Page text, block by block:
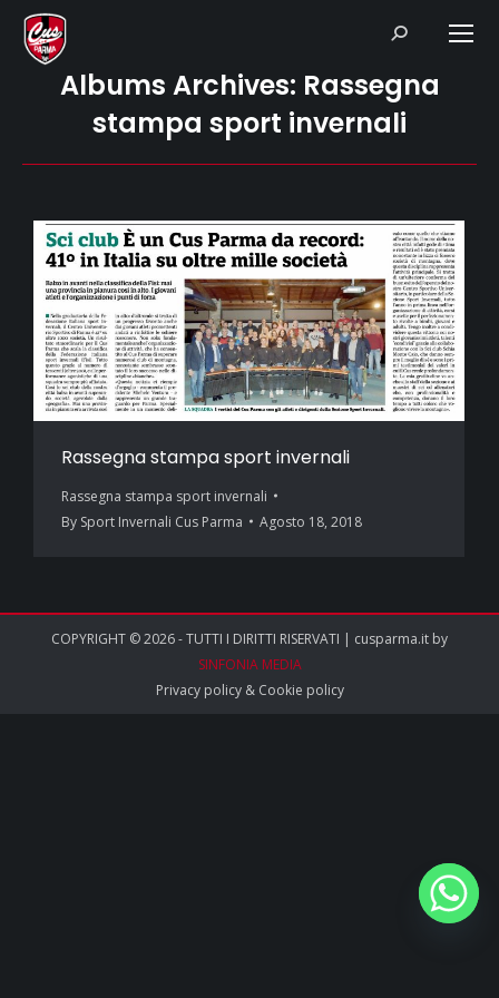
Search:
Albums Archives: Rassegna
stampa sport invernali
Rassegna stampa sport invernali
Rassegna stampa sport invernali
By Sport Invernali Cus Parma Agosto 18, 2018
COPYRIGHT © 2026 - TUTTI I DIRITTI RISERVATI | cusparma.it by
SINFONIA MEDIA
Privacy policy& Cookie policy